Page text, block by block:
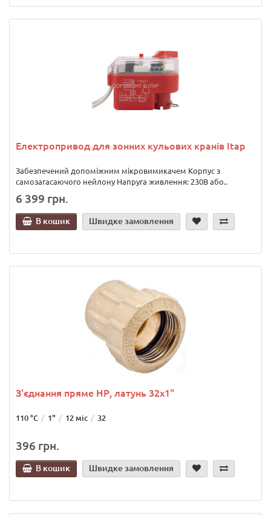
Електропривод для зонних кульових кранів Itap
Забезпечений допоміжним мікровимикачем Корпус з
самозагасаючого нейлону Напруга живлення: 230В або..
6 399 грн.
В кошик Швидке замовлення
З'єднання пряме НР, латунь 32х1"
110 °С 1" 12 міс 32
396 грн.
В кошик Швидке замовлення